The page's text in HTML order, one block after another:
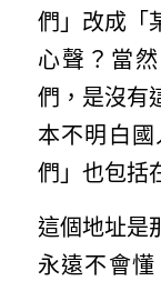
們」改成「
心聲？當
們，是沒有
本不明白
們」也包括
這個地址是
永遠不會